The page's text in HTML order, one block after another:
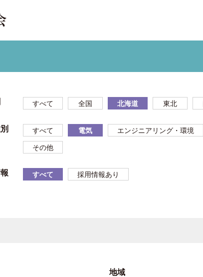
すべて 全国 北海道 東北
すべて 電気 エンジニアリング・環境
その他
すべて 採用情報あり
地域